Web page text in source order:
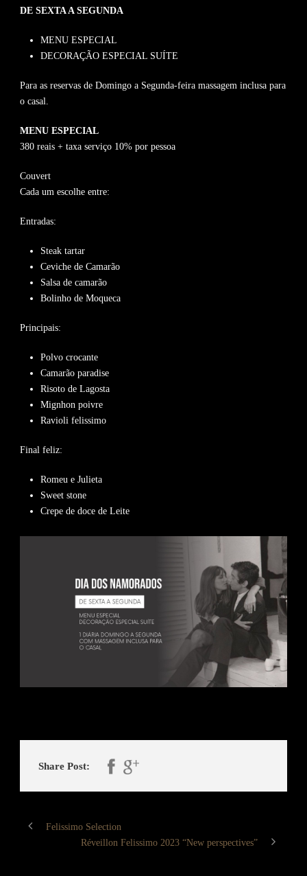
DE SEXTA A SEGUNDA
MENU ESPECIAL
DECORAÇÃO ESPECIAL SUÍTE
Para as reservas de Domingo a Segunda-feira massagem inclusa para
o casal.
MENU ESPECIAL
380 reais + taxa serviço 10% por pessoa
Couvert
Cada um escolhe entre:
Entradas:
Steak tartar
Ceviche de Camarão
Salsa de camarão
Bolinho de Moqueca
Principais:
Polvo crocante
Camarão paradise
Risoto de Lagosta
Mignhon poivre
Ravioli felissimo
Final feliz:
Romeu e Julieta
Sweet stone
Crepe de doce de Leite
Share Post:
Felissimo Selection
Réveillon Felissimo 2023 “New perspectives”